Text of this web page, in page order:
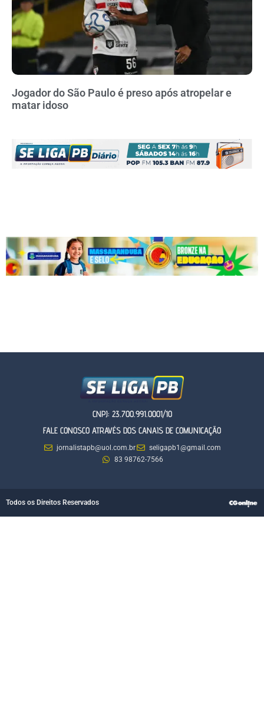
Jogador do São Paulo é preso após atropelar e
matar idoso
CNPJ: 23.700.991.0001/10
FALE CONOSCO ATRAVÉS DOS CANAIS DE COMUNICAÇÃO
jornalistapb@uol.com.br
seligapb1@gmail.com
83 98762-7566
Todos os Direitos Reservados